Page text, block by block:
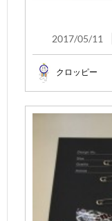
2017/05/11
クロッピー